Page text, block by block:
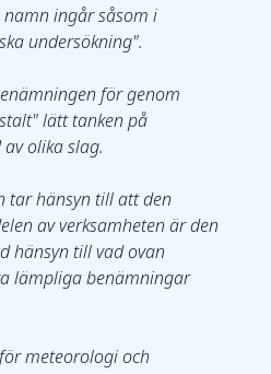
ingår såsom i
undersökning".
för genom
lätt tanken på
olika slag.
tar hänsyn till att den
av verksamheten är den
hänsyn till vad ovan
lämpliga benämningar
meteorologi och